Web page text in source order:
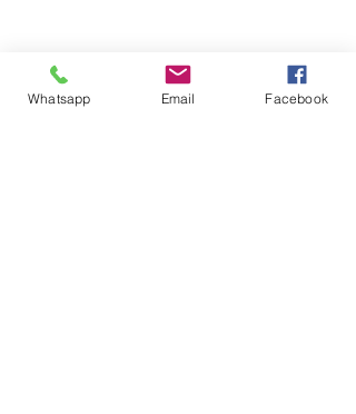
Whatsapp Email Facebook